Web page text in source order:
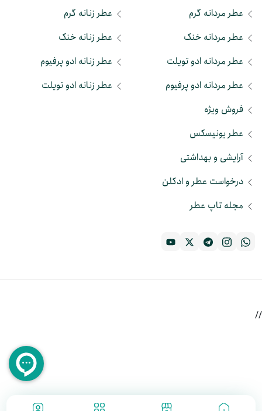
عطر مردانه گرم
عطر مردانه خنک
عطر مردانه ادو تویلت
عطر مردانه ادو پرفیوم
عطر زنانه گرم
عطر زنانه خنک
عطر زنانه ادو پرفیوم
عطر زنانه ادو تویلت
فروش ویژه
عطر یونیسکس
آرایشی و بهداشتی
درخواست عطر و ادکلن
مجله تاپ عطر
//